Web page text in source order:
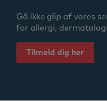
Gå ikke glip af vores
for allergi,
Tilmeld dig her